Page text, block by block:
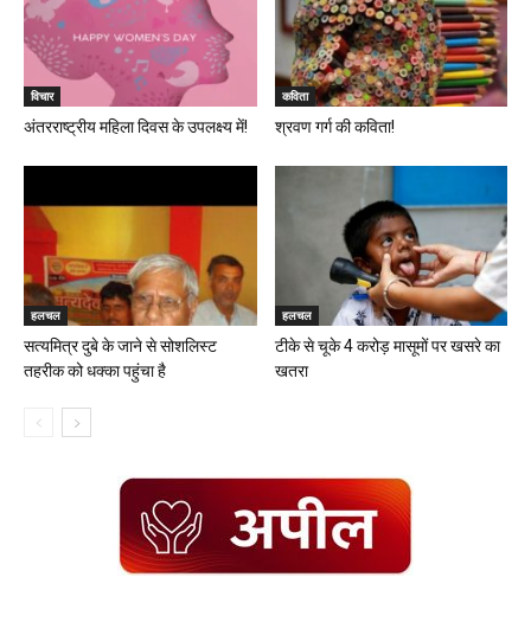
विचार
अंतरराष्ट्रीय महिला दिवस के उपलक्ष्य में!
कविता
श्रवण गर्ग की कविता!
हलचल
सत्यमित्र दुबे के जाने से सोशलिस्ट
तहरीक को धक्का पहुंचा है
हलचल
टीके से चूके 4 करोड़ मासूमों पर खसरे का
खतरा